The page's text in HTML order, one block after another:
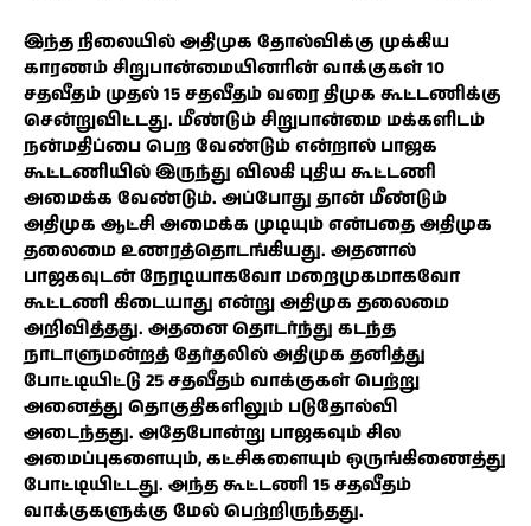
இந்த நிலையில் அதிமுக தோல்விக்கு முக்கிய
காரணம் சிறுபான்மையினரின் வாக்குகள் 10
சதவீதம் முதல் 15 சதவீதம் வரை திமுக கூட்டணிக்கு
சென்றுவிட்டது. மீண்டும் சிறுபான்மை மக்களிடம்
நன்மதிப்பை பெற வேண்டும் என்றால் பாஜக
கூட்டணியில் இருந்து விலகி புதிய கூட்டணி
அமைக்க வேண்டும். அப்போது தான் மீண்டும்
அதிமுக ஆட்சி அமைக்க முடியும் என்பதை அதிமுக
தலைமை உணரத்தொடங்கியது. அதனால்
பாஜகவுடன் நேரடியாகவோ மறைமுகமாகவோ
கூட்டணி கிடையாது என்று அதிமுக தலைமை
அறிவித்தது. அதனை தொடர்ந்து கடந்த
நாடாளுமன்றத் தேர்தலில் அதிமுக தனித்து
போட்டியிட்டு 25 சதவீதம் வாக்குகள் பெற்று
அனைத்து தொகுதிகளிலும் படுதோல்வி
அடைந்தது. அதேபோன்று பாஜகவும் சில
அமைப்புகளையும், கட்சிகளையும் ஒருங்கிணைத்து
போட்டியிட்டது. அந்த கூட்டணி 15 சதவீதம்
வாக்குகளுக்கு மேல் பெற்றிருந்தது.